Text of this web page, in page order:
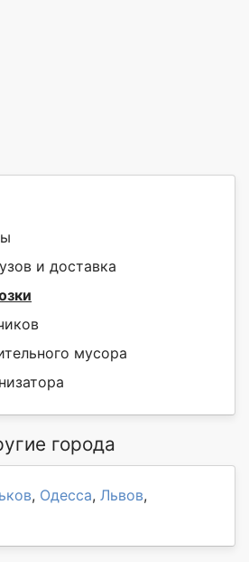
и доставка
мусора
города
, Одесса, Львов,